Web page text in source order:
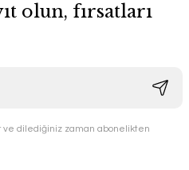
olun, fırsatları
ve dilediğiniz zaman abonelikten